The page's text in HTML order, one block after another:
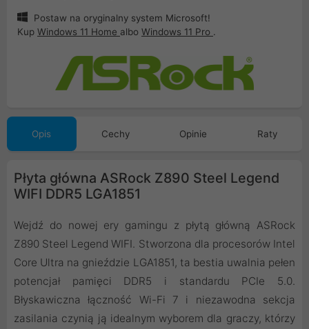
Postaw na oryginalny system Microsoft!
Kup Windows 11 Home albo Windows 11 Pro .
Opis Cechy Opinie Raty
Płyta główna ASRock Z890 Steel Legend
WIFI DDR5 LGA1851
Wejdź do nowej ery gamingu z płytą główną ASRock
Z890 Steel Legend WIFI. Stworzona dla procesorów Intel
Core Ultra na gnieździe LGA1851, ta bestia uwalnia pełen
potencjał pamięci DDR5 i standardu PCIe 5.0.
Błyskawiczna łączność Wi-Fi 7 i niezawodna sekcja
zasilania czynią ją idealnym wyborem dla graczy, którzy